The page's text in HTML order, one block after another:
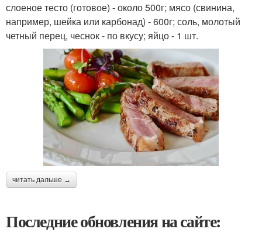
слоеное тесто (готовое) - около 500г; мясо (свинина,
например, шейка или карбонад) - 600г; соль, молотый
четный перец, чеснок - по вкусу; яйцо - 1 шт.
читать дальше →
Последние обновления на сайте: